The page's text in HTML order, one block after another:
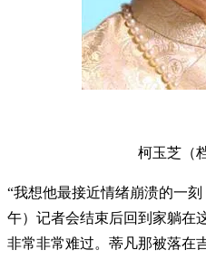
柯玉芝（
“我想他最接近情绪崩溃的一
午）记者会结束后回到家躺在
非常非常难过。蒂凡那被落在